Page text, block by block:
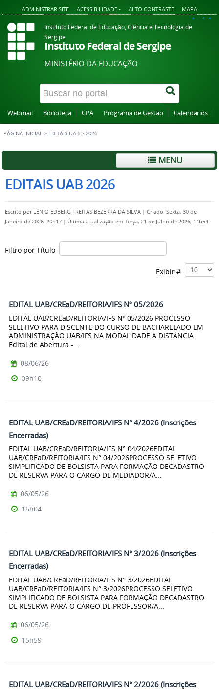
ADMINISTRAR SITE ACESSIBILIDADE - ALTO CONTRASTE MAPA
A+ A A-
Instituto Federal de Educação, Ciência e Tecnologia de
Sergipe
Instituto Federal de Sergipe
MINISTÉRIO DA EDUCAÇÃO
Webmail Biblioteca CPA Programa de Gestão Calendários
PÁGINA INICIAL > EDITAIS UAB > 2026
MENU
EDITAIS UAB 2026
Escrito por LÊNIO EDBERG FREITAS BEZERRA DA SILVA | Criado: Sexta, 30 de
Janeiro de 2026, 20h17 | Última atualização em Terça, 21 de Julho de 2026, 14h54
Filtro por Título
Exibir #
EDITAL UAB/CREaD/REITORIA/IFS Nº 05/2026
EDITAL UAB/CREaD/REITORIA/IFS Nº 05/2026 PROCESSO
SELETIVO PARA DISCENTE DO CURSO DE BACHARELADO EM
ADMINISTRAÇÃO UAB/IFS NA MODALIDADE A DISTÂNCIA
Edital de Abertura -...
08/06/26
09h10
EDITAL UAB/CREaD/REITORIA/IFS N° 4/2026 (Inscrições
Encerradas)
EDITAL UAB/CREaD/REITORIA/IFS N° 04/2026EDITAL
UAB/CREaD/REITORIA/IFS N° 04/2026PROCESSO SELETIVO
SIMPLIFICADO DE BOLSISTA PARA FORMAÇÃO DECADASTRO
DE RESERVA PARA O CARGO DE MEDIADOR/A...
06/05/26
16h04
EDITAL UAB/CREaD/REITORIA/IFS N° 3/2026 (Inscrições
Encerradas)
EDITAL UAB/CREaD/REITORIA/IFS N° 3/2026EDITAL
UAB/CREaD/REITORIA/IFS N° 3/2026PROCESSO SELETIVO
SIMPLIFICADO DE BOLSISTA PARA FORMAÇÃO DECADASTRO
DE RESERVA PARA O CARGO DE PROFESSOR/A...
06/05/26
15h59
EDITAL UAB/CREaD/REITORIA/IFS N° 2/2026 (Inscrições